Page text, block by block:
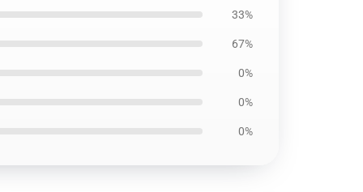
33%
67%
0%
0%
0%